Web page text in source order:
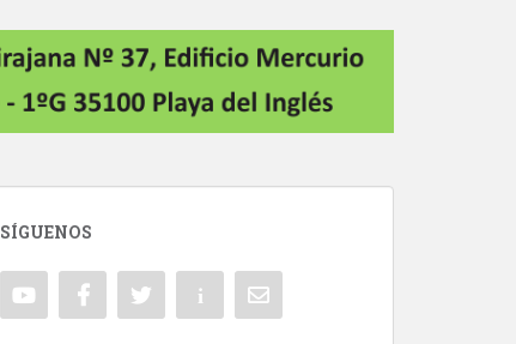
SÍGUENOS